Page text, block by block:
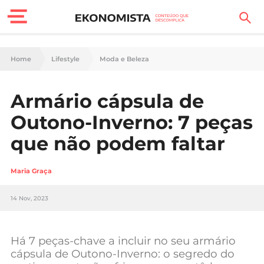
Finanças Pessoais
Carreira
Casa
Lifestyle
Sociedade
Negócios
Home Lifestyle Moda e Beleza
Armário cápsula de
Outono-Inverno: 7 peças
que não podem faltar
Maria Graça
14 Nov, 2023
Há 7 peças-chave a incluir no seu armário
cápsula de Outono-Inverno: o segredo do